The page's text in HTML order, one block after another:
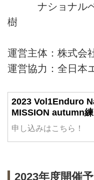
ナショナルベ
樹
運営主体：株式会
運営協力：全日本
2023 Vol1Enduro
MISSION autumn
申し込みはこちら！
2023年度開催